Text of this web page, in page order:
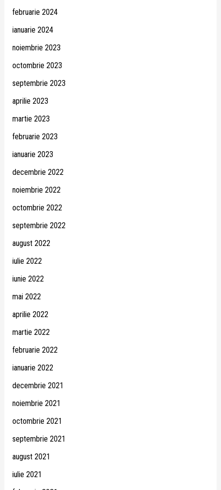
februarie 2024
ianuarie 2024
noiembrie 2023
octombrie 2023
septembrie 2023
aprilie 2023
martie 2023
februarie 2023
ianuarie 2023
decembrie 2022
noiembrie 2022
octombrie 2022
septembrie 2022
august 2022
iulie 2022
iunie 2022
mai 2022
aprilie 2022
martie 2022
februarie 2022
ianuarie 2022
decembrie 2021
noiembrie 2021
octombrie 2021
septembrie 2021
august 2021
iulie 2021